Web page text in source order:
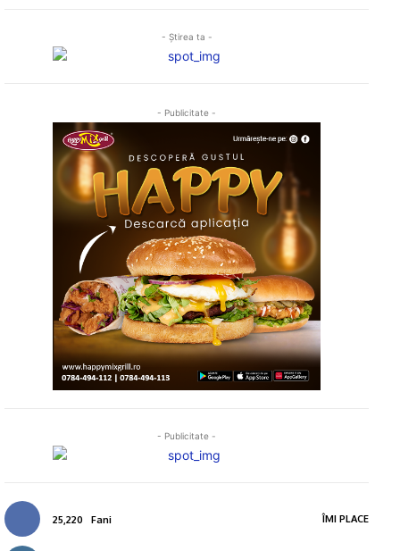
- Ştirea ta -
- Publicitate -
- Publicitate -
25,220 Fani ÎMI PLACE